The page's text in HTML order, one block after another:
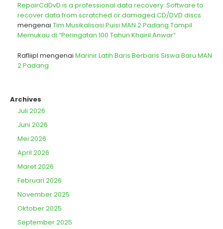
RepairCdDvD is a professional data recovery. Software to
recover data from scratched or damaged CD/DVD discs
mengenai Tim Musikalisasi Puisi MAN 2 Padang Tampil
Memukau di “Peringatan 100 Tahun Khairil Anwar”
Rafliipl mengenai Marinir Latih Baris Berbaris Siswa Baru MAN
2 Padang
Archives
Juli 2026
Juni 2026
Mei 2026
April 2026
Maret 2026
Februari 2026
November 2025
Oktober 2025
September 2025